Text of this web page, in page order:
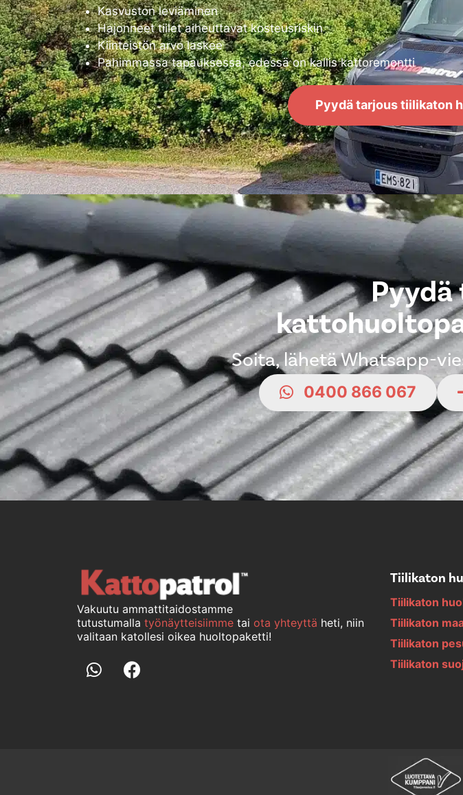
Kasvuston leviäminen
Hajonneet tiilet aiheuttavat kosteusriskin
Kiinteistön arvo laskee
Pahimmassa tapauksessa, edessä on kallis kattoremontti
Pyydä tarjous tiilikaton
Soita, lähetä Whatsapp-
0400 866 067
Vakuutu ammattitaidostamme
tutustumalla työnäytteisiimme tai ota yhteyttä heti, niin
valitaan katollesi oikea huoltopaketti!
Tiilikaton
Tiilikaton
Tiilikaton
Tiilikaton
Tiilikaton